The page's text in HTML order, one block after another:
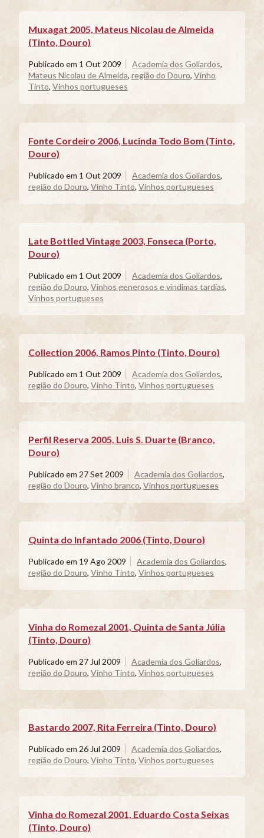
Muxagat 2005, Mateus Nicolau de Almeida
(Tinto, Douro)
Publicado em 1 Out 2009 Academia dos Goliardos,
Mateus Nicolau de Almeida, região do Douro, Vinho
Tinto, Vinhos portugueses
Fonte Cordeiro 2006, Lucinda Todo Bom (Tinto,
Douro)
Publicado em 1 Out 2009 Academia dos Goliardos,
região do Douro, Vinho Tinto, Vinhos portugueses
Late Bottled Vintage 2003, Fonseca (Porto,
Douro)
Publicado em 1 Out 2009 Academia dos Goliardos,
região do Douro, Vinhos generosos e vindimas tardias,
Vinhos portugueses
Collection 2006, Ramos Pinto (Tinto, Douro)
Publicado em 1 Out 2009 Academia dos Goliardos,
região do Douro, Vinho Tinto, Vinhos portugueses
Perfil Reserva 2005, Luis S. Duarte (Branco,
Douro)
Publicado em 27 Set 2009 Academia dos Goliardos,
região do Douro, Vinho branco, Vinhos portugueses
Quinta do Infantado 2006 (Tinto, Douro)
Publicado em 19 Ago 2009 Academia dos Goliardos,
região do Douro, Vinho Tinto, Vinhos portugueses
Vinha do Romezal 2001, Quinta de Santa Júlia
(Tinto, Douro)
Publicado em 27 Jul 2009 Academia dos Goliardos,
região do Douro, Vinho Tinto, Vinhos portugueses
Bastardo 2007, Rita Ferreira (Tinto, Douro)
Publicado em 26 Jul 2009 Academia dos Goliardos,
região do Douro, Vinho Tinto, Vinhos portugueses
Vinha do Romezal 2001, Eduardo Costa Seixas
(Tinto, Douro)